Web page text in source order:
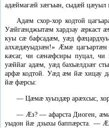
адæймагæй зæгъын, сыдæй цæуыл
Адæм схор-хор кодтой
Уæйгæнджытæм хардзау æркаст
куы сæ бафсадæм, уæд
алхæдæуыдзæн!» Ӕмæ цагъартæн
кæсаг, чи сæнæфсиры пуцал,
уæййаг адæм, уæд бахъæлдзæг
арфæ кодтой. Уæд æм йæ хицау
йæ фæрсы:
—Цæмæ хуыздæр арæхсыс,
— Ӕз? — афарста Диоген,
уыдон йæ дзыхы баппæрста. —